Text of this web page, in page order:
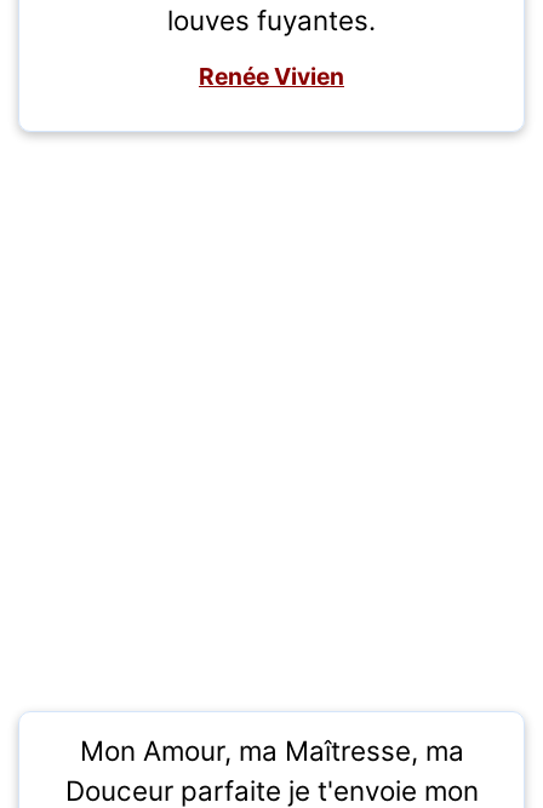
louves fuyantes.
Renée Vivien
Mon Amour, ma Maîtresse, ma
Douceur parfaite je t'envoie mon